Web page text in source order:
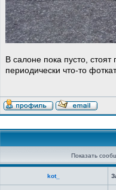
В салоне пока пусто,
периодически что-то
Показать
kot_